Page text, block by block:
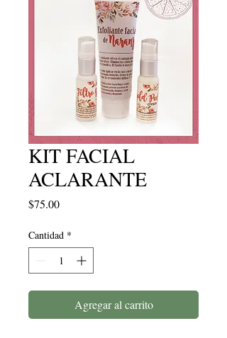
KIT FACIAL
ACLARANTE
$75.00Precio
Cantidad *
Agregar al carrito